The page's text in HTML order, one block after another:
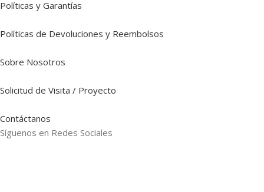
Políticas y Garantías
Políticas de Devoluciones y Reembolsos
Sobre Nosotros
Solicitud de Visita / Proyecto
Contáctanos
Síguenos en Redes Sociales